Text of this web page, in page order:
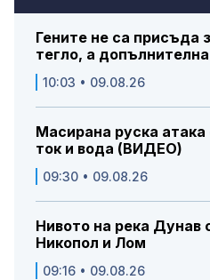
Гените не са присъда
тегло, а
10:03 • 09.08.26
Масирана руска
ток и вода (ВИДЕО)
09:30 • 09.08.26
Нивото на река Дунав
Никопол и Лом
09:16 • 09.08.26